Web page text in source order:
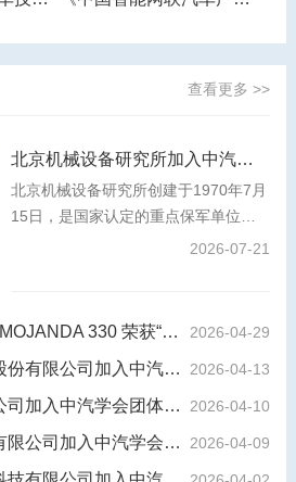
查看更多 >>
北京机械设备研究所加入中汽学会团体会员
北京机械设备研究所创建于1970年7月
15日，是国家认定的重点保军单位、
装发专业组副组长单位，是我国航天事
2026-07-21
会员动态|毫厘智能 MOJANDA 330 荣获“2026年度影响力汽车芯片” 2026-04-29
兆易创新科技集团股份有限公司加入中汽学会团体会员 2026-04-13
重庆日联科技有限公司加入中汽学会团体会员 2026-04-10
上海博奇汽车技术有限公司加入中汽学会团体会员 2026-04-09